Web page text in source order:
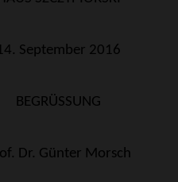
September 2016
BEGRÜSSUNG
Dr. Günter Morsch